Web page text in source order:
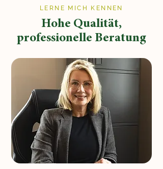
LERNE MICH KENNEN
Hohe Qualität,
professionelle Beratung